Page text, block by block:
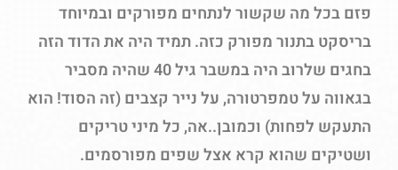
פזם בכל מה שקשור לנתחים מפורקים ובמיוחד
בריסקט בתנור מפורק כזה. תמיד היה את הדוד הזה
בחגים שלרוב היה במשבר גיל 40 שהיה מסביר
בגאווה על טמפרטורה, על נייר קצבים (זה הסוד! הוא
התעקש לפחות) וכמובן..אה, כל מיני טריקים
ושטיקים שהוא קרא אצל שפים מפורסמים.